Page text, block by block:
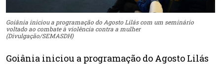
Goiânia iniciou a programação do Agosto Lilás com um seminário
voltado ao combate à violência contra a mulher
(Divulgação/SEMASDH)
Goiânia iniciou a programação do Agosto Lilás